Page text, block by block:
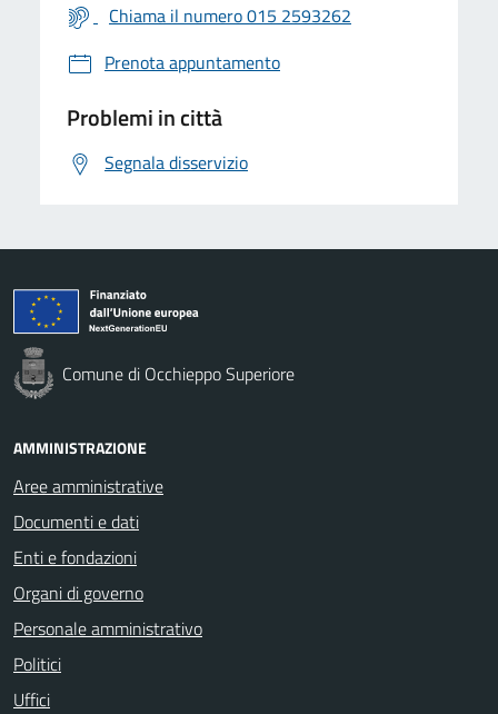
Chiama il numero 015 2593262
Prenota appuntamento
Problemi in città
Segnala disservizio
Comune di Occhieppo Superiore
AMMINISTRAZIONE
Aree amministrative
Documenti e dati
Enti e fondazioni
Organi di governo
Personale amministrativo
Politici
Uffici